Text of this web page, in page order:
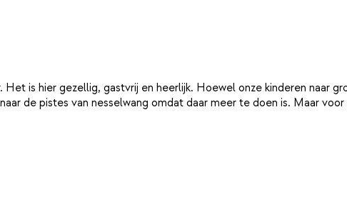
Het is hier gezellig, gastvrij en heerlijk. Hoewel onze kinderen naar